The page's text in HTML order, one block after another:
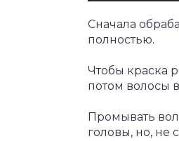
Сначала
полностью.
Чтобы краска
потом волосы
Промывать
головы, но, не